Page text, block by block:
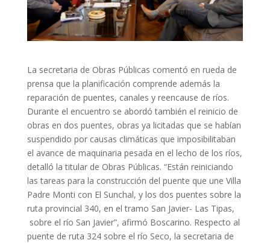
La secretaria de Obras Públicas comentó en rueda de
prensa que la planificación comprende además la
reparación de puentes, canales y reencause de ríos.
Durante el encuentro se abordó también el reinicio de
obras en dos puentes, obras ya licitadas que se habían
suspendido por causas climáticas que imposibilitaban
el avance de maquinaria pesada en el lecho de los ríos,
detalló la titular de Obras Públicas. “Están reiniciando
las tareas para la construcción del puente que une Villa
Padre Monti con El Sunchal, y los dos puentes sobre la
ruta provincial 340, en el tramo San Javier- Las Tipas,
sobre el río San Javier”, afirmó Boscarino. Respecto al
puente de ruta 324 sobre el río Seco, la secretaria de